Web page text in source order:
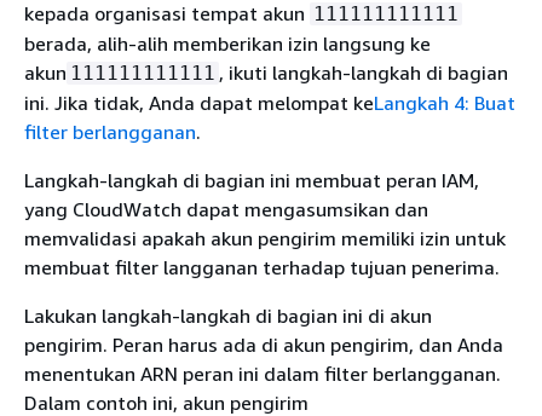
kepada organisasi tempat akun 111111111111
berada, alih-alih memberikan izin langsung ke
akun 111111111111 , ikuti langkah-langkah di bagian
ini. Jika tidak, Anda dapat melompat keLangkah 4: Buat
filter berlangganan.
Langkah-langkah di bagian ini membuat peran IAM,
yang CloudWatch dapat mengasumsikan dan
memvalidasi apakah akun pengirim memiliki izin untuk
membuat filter langganan terhadap tujuan penerima.
Lakukan langkah-langkah di bagian ini di akun
pengirim. Peran harus ada di akun pengirim, dan Anda
menentukan ARN peran ini dalam filter berlangganan.
Dalam contoh ini, akun pengirim